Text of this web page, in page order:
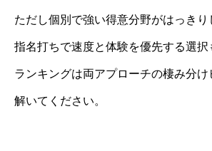
ただし個別で強い得意分野がはっきり
指名打ちで速度と体験を優先する選択
ランキングは両アプローチの棲み分
解いてください。